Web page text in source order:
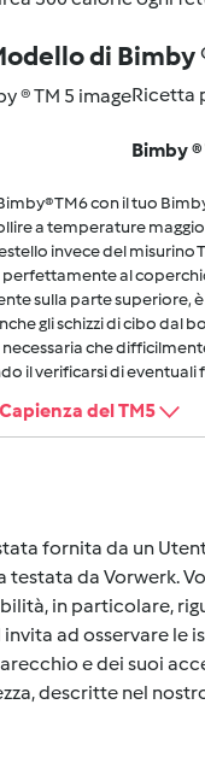
di Bimby
Ricetta
Bimby ®
TM6 con il tuo
a temperature
invece del misurino
perfettamente al
sulla parte superiore,
gli schizzi di cibo dal
che
il verificarsi di eventuali
del TM5
fornita da un
testata da Vorwerk.
in particolare,
ad osservare le
e dei suoi
descritte nel